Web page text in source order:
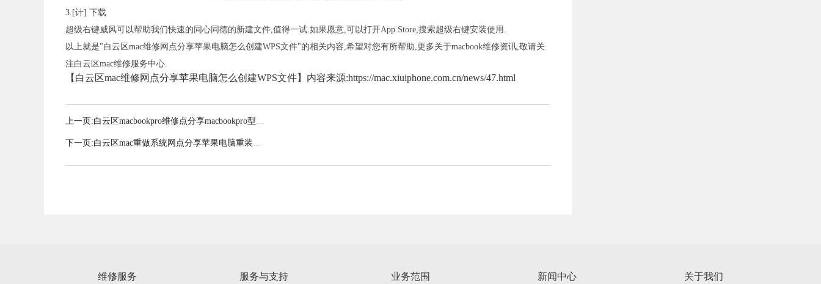
3.[计] 下载
超级右键威风可以帮助我们快速的同心同德的新建文件,值得一试.如果愿意,可以打开App Store,搜索超级右键安装使用.
以上就是"白云区mac维修网点分享苹果电脑怎么创建WPS文件"的相关内容,希望对您有所帮助,更多关于macbook维修资讯,敬请关
注白云区mac维修服务中心.
【白云区mac维修网点分享苹果电脑怎么创建WPS文件】内容来源:https://mac.xiuiphone.com.cn/news/47.html
上一页:白云区macbookpro维修点分享macbookpro型号
下一页:白云区mac重做系统网点分享苹果电脑重装系
维修服务 服务与支持 业务范围 新闻中心 关于我们